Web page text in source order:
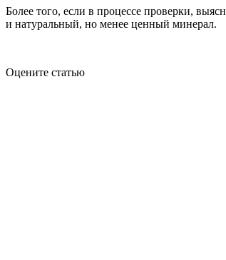
Более того, если в процессе проверки,
и натуральный, но менее ценный минерал.
Оцените статью